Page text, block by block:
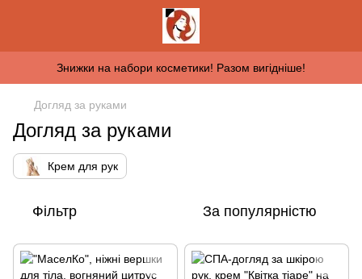
Знижки на набори косметики! Разом вигідніше!
Догляд за руками
Догляд за руками
Крем для рук
Фільтр За популярністю